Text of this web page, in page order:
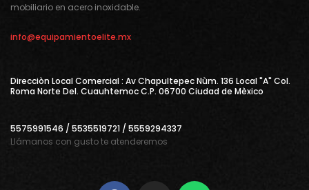
mobiliario en acero inoxidable.
info@equipamientoelite.mx
Direcciòn Local Comercial : Av Chapultepec Nùm. 136 Local "A" Col.
Roma Norte Del. Cuauhtemoc C.P. 06700 Ciudad de Mèxico
5575991546 / 5535519721 / 5559294337
Llámanos con gusto te atenderemos